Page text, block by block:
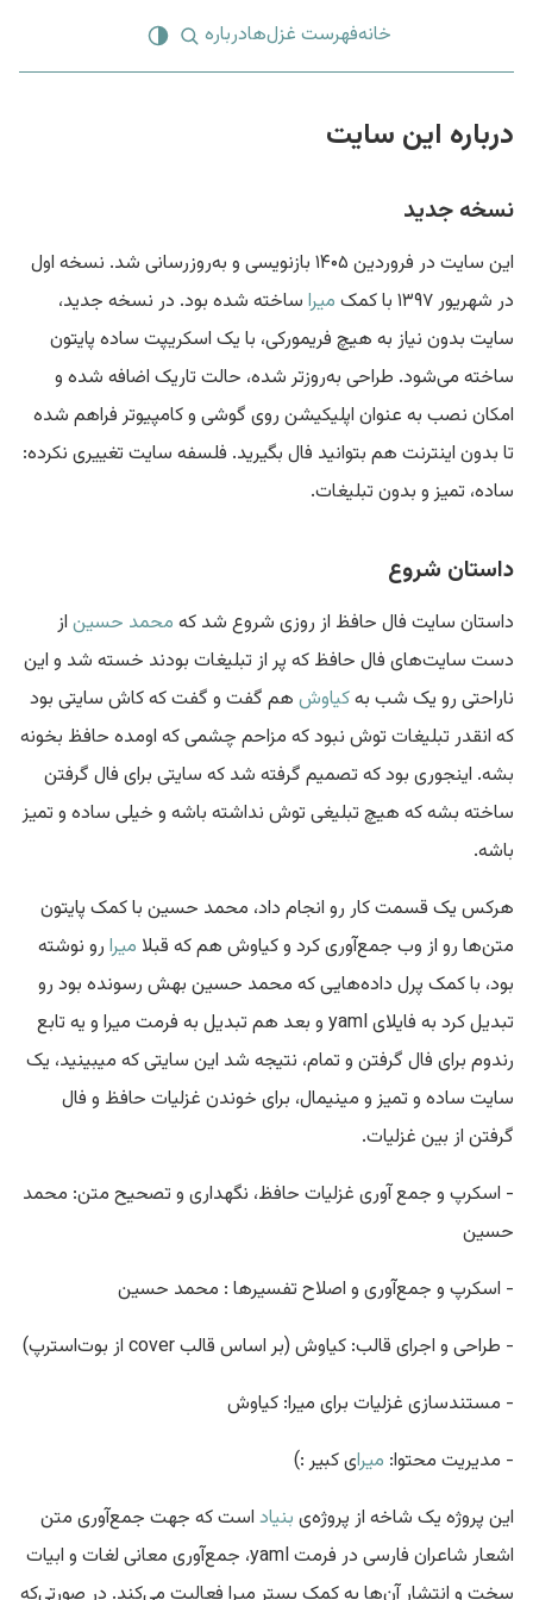
خانهفهرست غزل‌هادرباره
درباره این سایت
نسخه جدید
این سایت در فروردین ۱۴۰۵ بازنویسی و به‌روزرسانی شد. نسخه اول
در شهریور ۱۳۹۷ با کمک
میرا ساخته شده بود. در نسخه جدید،
سایت بدون نیاز به هیچ فریمورکی، با یک اسکریپت ساده پایتون
ساخته می‌شود. طراحی به‌روزتر شده، حالت تاریک اضافه شده و
امکان نصب به عنوان اپلیکیشن روی گوشی و کامپیوتر فراهم شده
تا بدون اینترنت هم بتوانید فال بگیرید. فلسفه سایت تغییری نکرده:
ساده، تمیز و بدون تبلیغات.
داستان شروع
داستان سایت فال حافظ از روزی شروع شد که محمد حسین از
دست سایت‌های فال حافظ که پر از تبلیغات بودند خسته شد و این
ناراحتی رو یک شب بهکیاوش هم گفت و گفت که کاش سایتی بود
که انقدر تبلیغات توش نبود که مزاحم چشمی که اومده حافظ بخونه
بشه. اینجوری بود که تصمیم گرفته شد که سایتی برای فال گرفتن
ساخته بشه که هیچ تبلیغی توش نداشته باشه و خیلی ساده و تمیز
باشه.
هرکس یک قسمت کار رو انجام داد، محمد حسین با کمک پایتون
متن‌ها رو از وب جمع‌آوری کرد و کیاوش هم که قبلا میرا رو نوشته
بود، با کمک پرل داده‌هایی که محمد حسین بهش رسونده بود رو
تبدیل کرد به فایلای yaml و بعد هم تبدیل به فرمت میرا و یه تابع
رندوم برای فال گرفتن و تمام، نتیجه شد این سایتی که میبینید، یک
سایت ساده و تمیز و مینیمال، برای خوندن غزلیات حافظ و فال
گرفتن از بین غزلیات.
- اسکرپ و جمع آوری غزلیات حافظ، نگهداری و تصحیح متن: محمد
حسین
- اسکرپ و جمع‌آوری و اصلاح تفسیرها : محمد حسین
- طراحی و اجرای قالب: کیاوش (بر اساس قالب cover از بوت‌استرپ)
- مستندسازی غزلیات برای میرا: کیاوش
- مدیریت محتوا: میرای کبیر :)
این پروژه یک شاخه از پروژه‌ی بنیاد است که جهت جمع‌آوری متن
اشعار شاعران فارسی در فرمت yaml، جمع‌آوری معانی لغات و ابیات